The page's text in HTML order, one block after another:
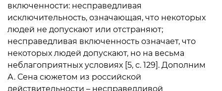
включенности: несправедливая
исключительность, означающая, что некоторых
людей не допускают или отстраняют;
несправедливая включенность означает, что
некоторых людей допускают, но на весьма
неблагоприятных условиях [5, с. 129]. Дополним
А. Сена сюжетом из российской
действительности – несправедливой